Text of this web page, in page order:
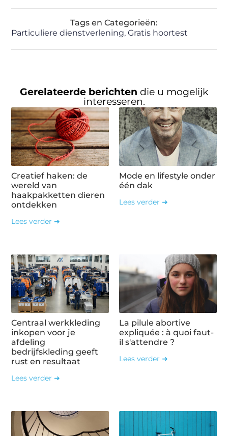
Tags en Categorieën:
Particuliere dienstverlening,Gratis hoortest
Gerelateerde berichten die u mogelijk
interesseren.
Creatief haken: de
wereld van
haakpakketten dieren
ontdekken
Lees verder ➜
Mode en lifestyle onder
één dak
Lees verder ➜
Centraal werkkleding
inkopen voor je
afdeling
bedrijfskleding geeft
rust en resultaat
Lees verder ➜
La pilule abortive
expliquée : à quoi faut-
il s'attendre ?
Lees verder ➜